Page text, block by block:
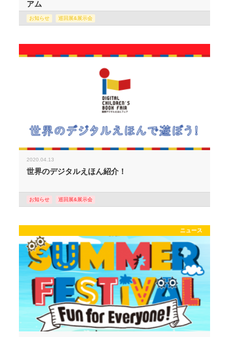
アム
お知らせ 巡回展&展示会
2020.04.13
世界のデジタルえほん紹介！
お知らせ 巡回展&展示会
ニュース